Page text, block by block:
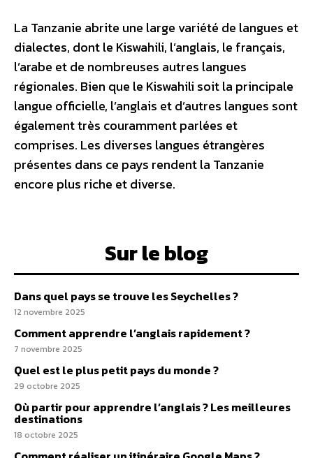
La Tanzanie abrite une large variété de langues et
dialectes, dont le Kiswahili, l’anglais, le français,
l’arabe et de nombreuses autres langues
régionales. Bien que le Kiswahili soit la principale
langue officielle, l’anglais et d’autres langues sont
également très couramment parlées et
comprises. Les diverses langues étrangères
présentes dans ce pays rendent la Tanzanie
encore plus riche et diverse.
Sur le blog
Dans quel pays se trouve les Seychelles ?
12 novembre 2025
Comment apprendre l’anglais rapidement ?
7 novembre 2025
Quel est le plus petit pays du monde ?
29 octobre 2025
Où partir pour apprendre l’anglais ? Les meilleures
destinations
18 octobre 2025